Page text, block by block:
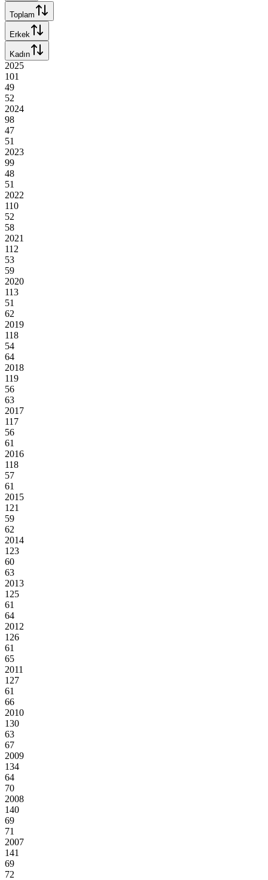
Toplam
Erkek
Kadın
2025
101
49
52
2024
98
47
51
2023
99
48
51
2022
110
52
58
2021
112
53
59
2020
113
51
62
2019
118
54
64
2018
119
56
63
2017
117
56
61
2016
118
57
61
2015
121
59
62
2014
123
60
63
2013
125
61
64
2012
126
61
65
2011
127
61
66
2010
130
63
67
2009
134
64
70
2008
140
69
71
2007
141
69
72